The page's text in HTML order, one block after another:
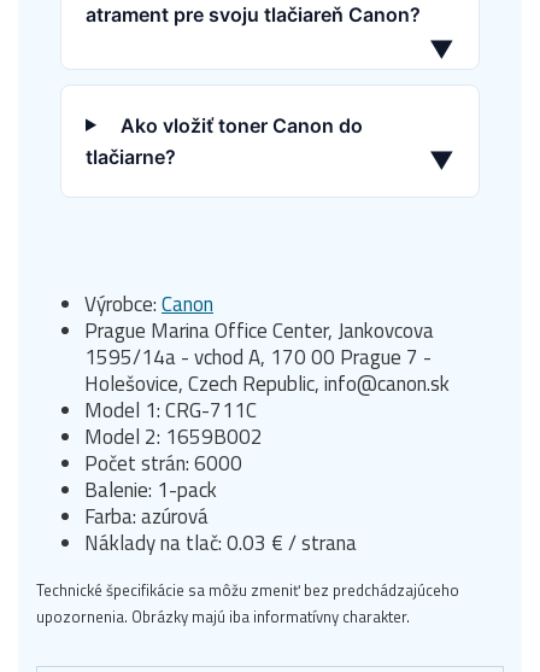
atrament pre svoju tlačiareň Canon?
▼
Ako vložiť toner Canon do
tlačiarne?
▼
Výrobce:Canon
Prague Marina Office Center, Jankovcova
1595/14a - vchod A, 170 00 Prague 7 -
Holešovice, Czech Republic, info@canon.sk
Model 1: CRG-711C
Model 2: 1659B002
Počet strán: 6000
Balenie: 1-pack
Farba: azúrová
Náklady na tlač: 0.03 € / strana
Technické špecifikácie sa môžu zmeniť bez predchádzajúceho
upozornenia. Obrázky majú iba informatívny charakter.